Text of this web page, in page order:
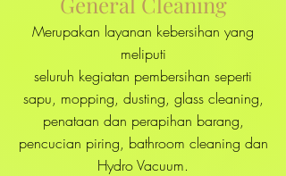
Merupakan layanan kebersihan yang
meliputi
seluruh kegiatan pembersihan seperti
sapu, mopping, dusting, glass cleaning,
penataan dan perapihan barang,
pencucian piring, bathroom cleaning dan
Hydro Vacuum.